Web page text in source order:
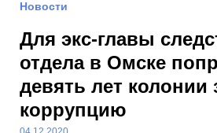
Новости
Для экс-главы
отдела в Омске
девять лет колонии
коррупцию